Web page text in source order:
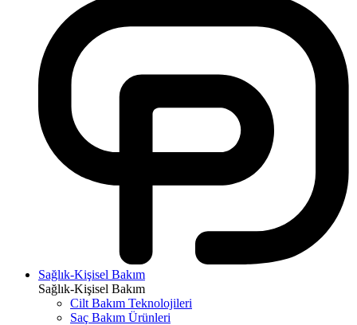
Sağlık-Kişisel Bakım
Sağlık-Kişisel Bakım
Cilt Bakım Teknolojileri
Saç Bakım Ürünleri